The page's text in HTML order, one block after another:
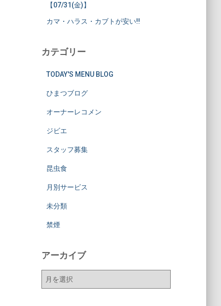
【07/31(金)】
カマ・ハラス・カブトが安い!!
カテゴリー
TODAY'S MENU BLOG
ひまつブログ
オーナーレコメン
ジビエ
スタッフ募集
昆虫食
月別サービス
未分類
禁煙
アーカイブ
ア